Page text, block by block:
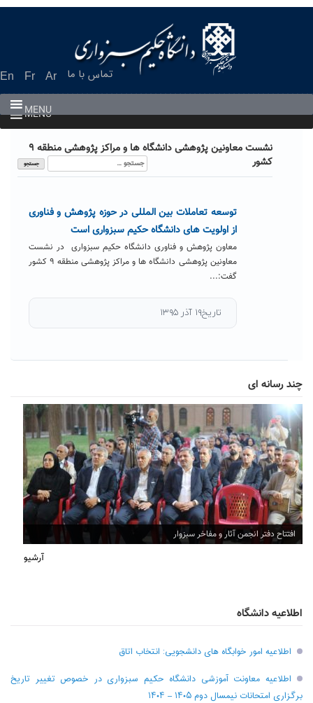
En Fr Ar تماس با ما
MENU
MENU
نشست معاونین پژوهشی دانشگاه ها و مراکز پژوهشی منطقه ۹
کشور
جستجو
برای:
توسعه تعاملات بین المللی در حوزه پژوهش و فناوری
از اولویت های دانشگاه حکیم سبزواری است
معاون پژوهش و فناوری دانشگاه حکیم سبزواری در نشست
معاونین پژوهشی دانشگاه ها و مراکز پژوهشی منطقه ۹ کشور
گفت:...
تاریخ۱۹ آذر ۱۳۹۵
چند رسانه ای
افتتاح دفتر انجمن آثار و مفاخر سبزوار
آرشیو
اطلاعیه دانشگاه
اطلاعیه امور خوابگاه های دانشجویی: انتخاب اتاق
اطلاعیه معاونت آموزشی دانشگاه حکیم سبزواری در خصوص تغییر تاریخ
برگزاری امتحانات نیمسال دوم ۱۴۰۵ – ۱۴۰۴